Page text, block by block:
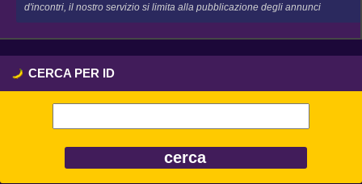
d'incontri, il nostro servizio si limita alla pubblicazione degli annunci
CERCA PER ID